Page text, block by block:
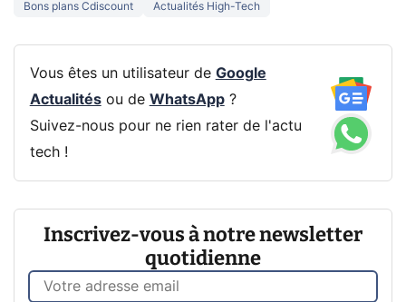
Bons plans Cdiscount
Actualités High-Tech
Vous êtes un utilisateur de Google
Actualitésou de WhatsApp?
Suivez-nous pour ne rien rater de l'actu
tech !
Inscrivez-vous à notre newsletter
quotidienne